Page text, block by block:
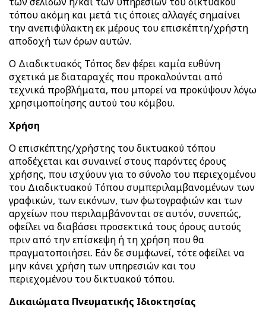
τόπου ακόμη και μετά τις όποιες αλλαγές σημαίνει
την ανεπιφύλακτη εκ μέρους του επισκέπτη/χρήστη
αποδοχή των όρων αυτών.
Ο Διαδικτυακός Τόπος δεν φέρει καμία ευθύνη
σχετικά με διαταραχές που προκαλούνται από
τεχνικά προβλήματα, που μπορεί να προκύψουν λόγω
χρησιμοποίησης αυτού του κόμβου.
Χρήση
Ο επισκέπτης/χρήστης του δικτυακού τόπου
αποδέχεται και συναινεί στους παρόντες όρους
χρήσης, που ισχύουν για το σύνολο του περιεχομένου
του Διαδικτυακού Τόπου συμπεριλαμβανομένων των
γραφικών, των εικόνων, των φωτογραφιών και των
αρχείων που περιλαμβάνονται σε αυτόν, συνεπώς,
οφείλει να διαβάσει προσεκτικά τους όρους αυτούς
πριν από την επίσκεψη ή τη χρήση που θα
πραγματοποιήσει. Εάν δε συμφωνεί, τότε οφείλει να
μην κάνει χρήση των υπηρεσιών και του
περιεχομένου του δικτυακού τόπου.
Δικαιώματα Πνευματικής Ιδιοκτησίας